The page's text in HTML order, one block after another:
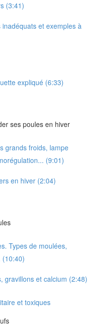
(3:41)
et exemples à
expliqué (6:33)
ses poules en hiver
grands froids, lampe
(9:01)
en hiver (2:04)
Types de moulées,
(10:40)
gravillons et calcium (2:48)
et toxiques